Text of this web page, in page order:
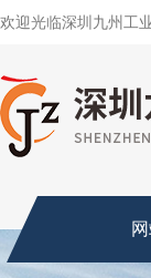
欢迎光临深圳九州工